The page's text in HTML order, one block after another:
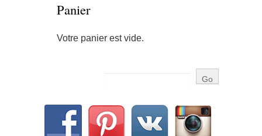
Panier
Votre panier est vide.